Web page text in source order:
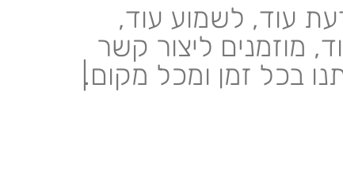
עוד, לשמוע עוד,
מוזמנים ליצור קשר
בכל זמן ומכל מקום.
|